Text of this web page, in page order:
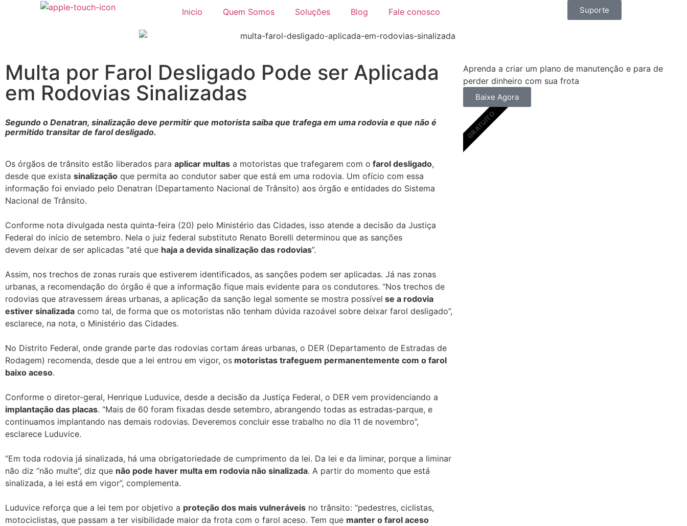
Inicio Quem Somos Soluções Blog Fale conosco Suporte
Multa por Farol Desligado Pode ser Aplicada
em Rodovias Sinalizadas
Segundo o Denatran, sinalização deve permitir que motorista saiba que trafega em uma rodovia e que não é
permitido transitar de farol desligado.
Os órgãos de trânsito estão liberados para aplicar multas a motoristas que trafegarem com o farol desligado,
desde que exista sinalização que permita ao condutor saber que está em uma rodovia. Um ofício com essa
informação foi enviado pelo Denatran (Departamento Nacional de Trânsito) aos órgão e entidades do Sistema
Nacional de Trânsito.
Conforme nota divulgada nesta quinta-feira (20) pelo Ministério das Cidades, isso atende a decisão da Justiça
Federal do início de setembro. Nela o juiz federal substituto Renato Borelli determinou que as sanções
devem deixar de ser aplicadas “até que haja a devida sinalização das rodovias”.
Assim, nos trechos de zonas rurais que estiverem identificados, as sanções podem ser aplicadas. Já nas zonas
urbanas, a recomendação do órgão é que a informação fique mais evidente para os condutores. “Nos trechos de
rodovias que atravessem áreas urbanas, a aplicação da sanção legal somente se mostra possível se a rodovia
estiver sinalizada como tal, de forma que os motoristas não tenham dúvida razoável sobre deixar farol desligado”,
esclarece, na nota, o Ministério das Cidades.
No Distrito Federal, onde grande parte das rodovias cortam áreas urbanas, o DER (Departamento de Estradas de
Rodagem) recomenda, desde que a lei entrou em vigor, os motoristas trafeguem permanentemente com o farol
baixo aceso.
Conforme o diretor-geral, Henrique Luduvice, desde a decisão da Justiça Federal, o DER vem providenciando a
implantação das placas. “Mais de 60 foram fixadas desde setembro, abrangendo todas as estradas-parque, e
continuamos implantando nas demais rodovias. Deveremos concluir esse trabalho no dia 11 de novembro”,
esclarece Luduvice.
“Em toda rodovia já sinalizada, há uma obrigatoriedade de cumprimento da lei. Da lei e da liminar, porque a liminar
não diz “não multe”, diz que não pode haver multa em rodovia não sinalizada. A partir do momento que está
sinalizada, a lei está em vigor”, complementa.
Luduvice reforça que a lei tem por objetivo a proteção dos mais vulneráveis no trânsito: “pedestres, ciclistas,
motociclistas, que passam a ter visibilidade maior da frota com o farol aceso. Tem que manter o farol aceso
Aprenda a criar um plano de manutenção e para de
perder dinheiro com sua frota
Baixe Agora
GRATUITO